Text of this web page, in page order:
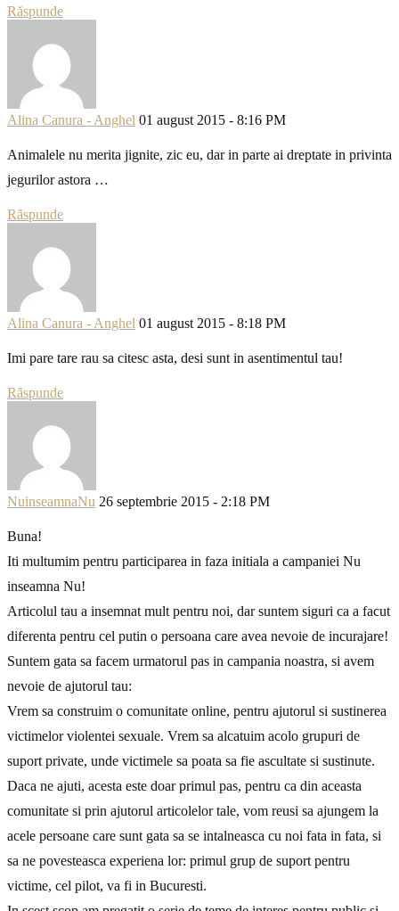
Răspunde
Alina Canura - Anghel 01 august 2015 - 8:16 PM
Animalele nu merita jignite, zic eu, dar in parte ai dreptate in privinta
jegurilor astora …
Răspunde
Alina Canura - Anghel 01 august 2015 - 8:18 PM
Imi pare tare rau sa citesc asta, desi sunt in asentimentul tau!
Răspunde
NuinseamnaNu 26 septembrie 2015 - 2:18 PM
Buna!
Iti multumim pentru participarea in faza initiala a campaniei Nu
inseamna Nu!
Articolul tau a insemnat mult pentru noi, dar suntem siguri ca a facut
diferenta pentru cel putin o persoana care avea nevoie de incurajare!
Suntem gata sa facem urmatorul pas in campania noastra, si avem
nevoie de ajutorul tau:
Vrem sa construim o comunitate online, pentru ajutorul si sustinerea
victimelor violentei sexuale. Vrem sa alcatuim acolo grupuri de
suport private, unde victimele sa poata sa fie ascultate si sustinute.
Daca ne ajuti, acesta este doar primul pas, pentru ca din aceasta
comunitate si prin ajutorul articolelor tale, vom reusi sa ajungem la
acele persoane care sunt gata sa se intalneasca cu noi fata in fata, si
sa ne povesteasca experiena lor: primul grup de suport pentru
victime, cel pilot, va fi in Bucuresti.